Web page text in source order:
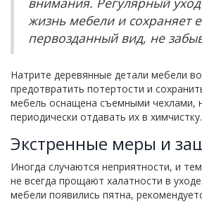
жизнь мебели и сохраняет
первозданный вид, не
Натрите деревянные детали мебели
предотвратить потертости и
мебель оснащена съемными чехлами,
периодически отдавать их в химчистку.
Экстренные меры и
Иногда случаются неприятности, и
не всегда прощают халатности в
мебели появились пятна,